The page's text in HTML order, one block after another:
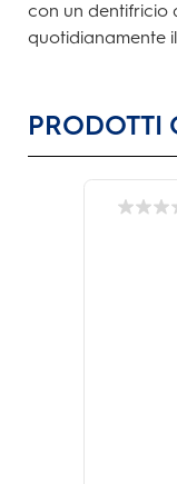
con un dentifricio
quotidianamente
PRODOTTI
0.0